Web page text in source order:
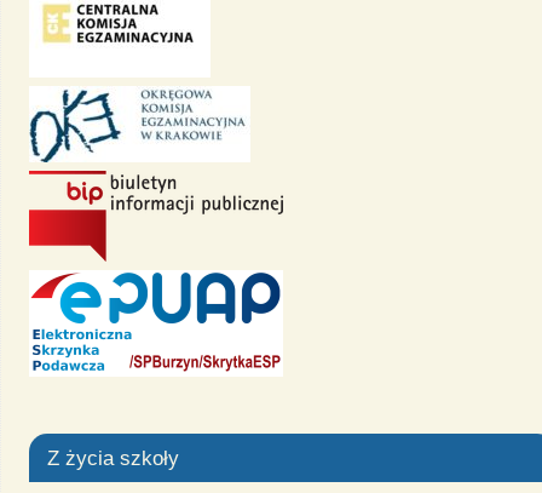
Z życia szkoły